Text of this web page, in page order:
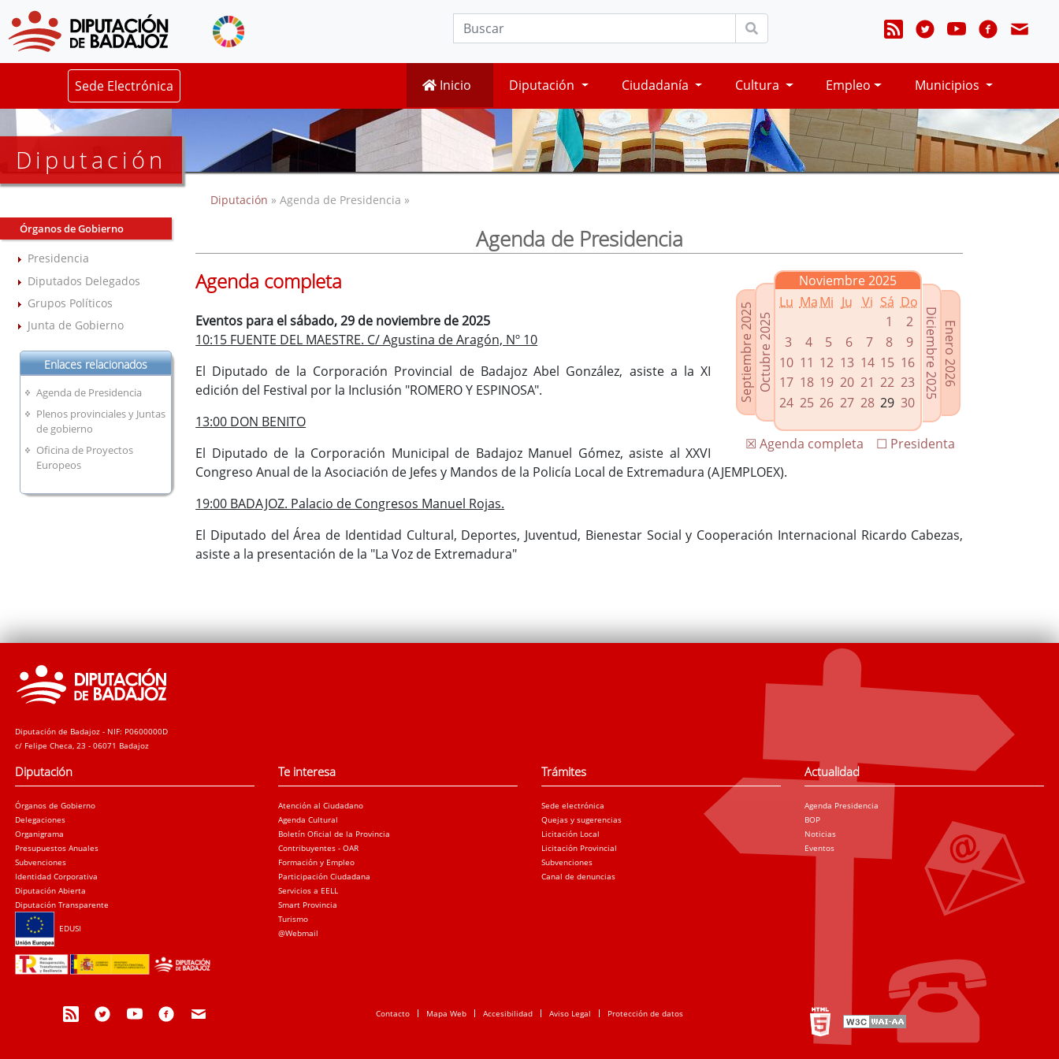
Sede Electrónica Inicio Diputación Ciudadanía Cultura Empleo Municipios
Diputación
Órganos de Gobierno
Presidencia
Diputados Delegados
Grupos Políticos
Junta de Gobierno
Enlaces relacionados
Agenda de Presidencia
Plenos provinciales y Juntas
de gobierno
Oficina de Proyectos
Europeos
Diputación » Agenda de Presidencia »
Agenda de Presidencia
Septiembre 2025Octubre 2025
Noviembre 2025
Lu MaMi Ju Vi Sá Do
1
2
3
4 5 6 7 8
9
10 11 12 13 14 15 16
17 18 19 20 21 22 23
24 25 26 27 28 29 30
Enero 2026
Diciembre 2025
☐ Presidenta
☒ Agenda completa
Agenda completa
Eventos para el sábado, 29 de noviembre de 2025
10:15 FUENTE DEL MAESTRE. C/ Agustina de Aragón, Nº 10
El Diputado de la Corporación Provincial de Badajoz Abel González, asiste a la XI
edición del Festival por la Inclusión "ROMERO Y ESPINOSA".
13:00 DON BENITO
El Diputado de la Corporación Municipal de Badajoz Manuel Gómez, asiste al XXVI
Congreso Anual de la Asociación de Jefes y Mandos de la Policía Local de Extremadura (AJEMPLOEX).
19:00 BADAJOZ. Palacio de Congresos Manuel Rojas.
El Diputado del Área de Identidad Cultural, Deportes, Juventud, Bienestar Social y Cooperación Internacional Ricardo Cabezas,
asiste a la presentación de la "La Voz de Extremadura"
Diputación de Badajoz - NIF: P0600000D
c/ Felipe Checa, 23 - 06071 Badajoz
Diputación
Órganos de Gobierno
Delegaciones
Organigrama
Presupuestos Anuales
Subvenciones
Identidad Corporativa
Diputación Abierta
Diputación Transparente
EDUSI
Te interesa
Atención al Ciudadano
Agenda Cultural
Boletín Oficial de la Provincia
Contribuyentes - OAR
Formación y Empleo
Participación Ciudadana
Servicios a EELL
Smart Provincia
Turismo
@Webmail
Trámites
Sede electrónica
Quejas y sugerencias
Licitación Local
Licitación Provincial
Subvenciones
Canal de denuncias
Actualidad
Agenda Presidencia
BOP
Noticias
Eventos
Contacto Mapa Web Accesibilidad Aviso Legal Protección de datos